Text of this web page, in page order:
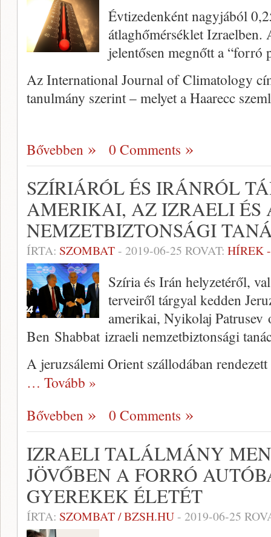
Évtizedenként nagyjából
átlaghőmérséklet
jelentősen megnőtt a “forró
Az International Journal of Climatology
tanulmány szerint – melyet a Haarecc
Bővebben 0 Comments
SZÍRIÁRÓL ÉS IRÁNRÓL
AMERIKAI, AZ IZRAELI ÉS
NEMZETBIZTONSÁGI
ÍRTA: SZOMBAT- 2019-06-25 ROVAT: HÍREK
Szíria és Irán helyzetéről,
terveiről tárgyal kedden
amerikai, Nyikolaj Patrusev
Ben Shabbat izraeli nemzetbiztonsági
A jeruzsálemi Orient szállodában
… Tovább »
Bővebben
0 Comments
IZRAELI TALÁLMÁNY
JÖVŐBEN A FORRÓ
GYEREKEK ÉLETÉT
ÍRTA: SZOMBAT / BZSH.HU- 2019-06-25